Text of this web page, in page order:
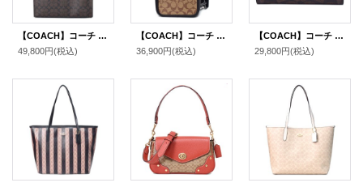
【COACH】コーチ コーティングキャンバス レザー シグネチャー ニーナ キャリーオール トートバッグ ブラウンブラック〔日本未発売〕
49,800円(税込)
【COACH】コーチ メンズ コーティングキャンバス レザー シグネチャー サリバン パック ワンショルダー バックパック ボディバッグ カーキ×チャコール〔日本未発売〕
36,900円(税込)
【COACH】コーチ コーティングキャンバス レザー シグネチャー グレース ミディアム ウォレット フラップ 二つ折り財布 ブラウンブラックマルチ（日本未発売）
29,800円(税込)